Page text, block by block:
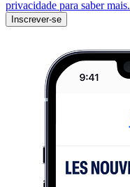
privacidade para saber mais.
Inscrever-se